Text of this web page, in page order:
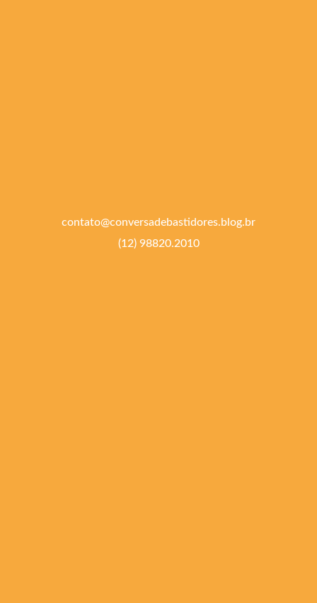
contato@conversadebastidores.blog.br
(12) 98820.2010